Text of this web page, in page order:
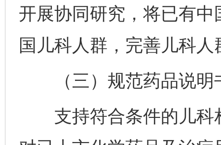
开展协同研究，将已有
国儿科人群，完善儿科
（三）规范药品说明
支持符合条件的儿科